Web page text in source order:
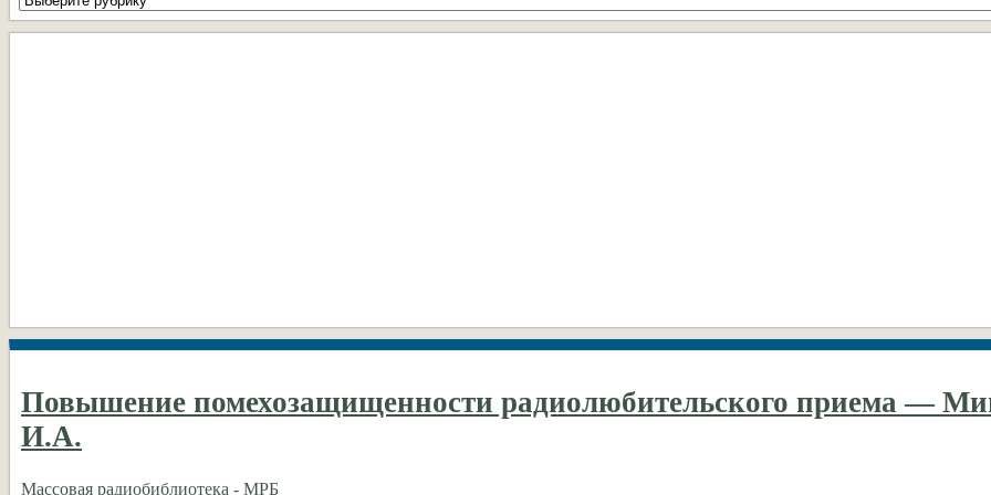
рубрики
DIY
Повышение помехозащищенности радиолюбительского приема —
И.А.
Массовая радиобиблиотека - МРБ